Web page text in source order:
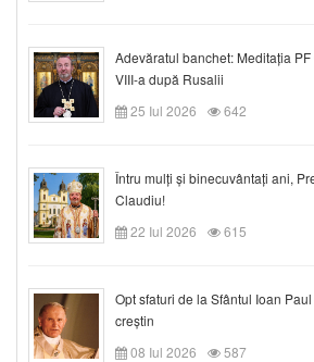
Adevăratul banchet: Meditația
VIII-a după Rusalii
25 Iul 2026
642
Întru mulți și binecuvântați ani,
Claudiu!
22 Iul 2026
615
Opt sfaturi de la Sfântul Ioan
creștin
08 Iul 2026
587